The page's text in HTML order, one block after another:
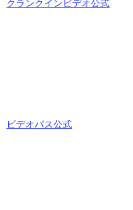
クランクインビデオ公式
ビデオパス公式